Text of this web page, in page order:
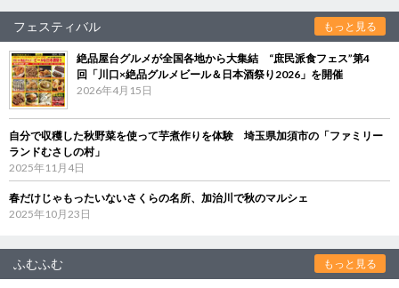
フェスティバル もっと見る
絶品屋台グルメが全国各地から大集結 “庶民派食フェス”第4
回「川口×絶品グルメビール＆日本酒祭り2026」を開催
2026年4月15日
自分で収穫した秋野菜を使って芋煮作りを体験 埼玉県加須市の「ファミリー
ランドむさしの村」
2025年11月4日
春だけじゃもったいないさくらの名所、加治川で秋のマルシェ
2025年10月23日
ふむふむ もっと見る